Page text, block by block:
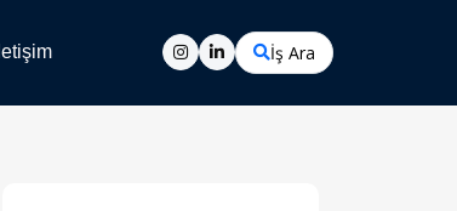
İletişim İş Ara